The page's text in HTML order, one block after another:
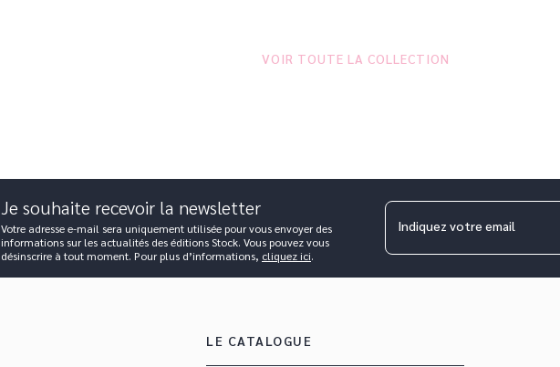
VOIR TOUTE LA COLLECTION
Je souhaite recevoir la newsletter
Votre adresse e-mail sera uniquement utilisée pour vous envoyer des
informations sur les actualités des éditions Stock. Vous pouvez vous
désinscrire à tout moment. Pour plus d’informations, cliquez ici.
Indiquez votre email
LE CATALOGUE